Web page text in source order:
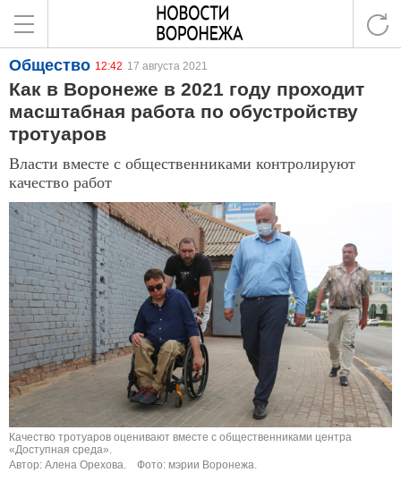
Общество 12:42 17 августа 2021
Как в Воронеже в 2021 году проходит
масштабная работа по обустройству
тротуаров
Власти вместе с общественниками контролируют
качество работ
Качество тротуаров оценивают вместе с общественниками центра
«Доступная среда».
Автор: Алена Орехова.
Фото: мэрии Воронежа.